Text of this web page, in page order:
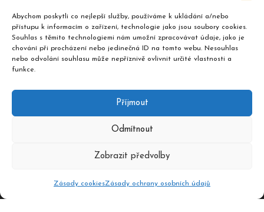
Abychom poskytli co nejlepší služby, používáme k ukládání a/nebo
přístupu k informacím o zařízení, technologie jako jsou soubory cookies.
Souhlas s těmito technologiemi nám umožní zpracovávat údaje, jako je
chování při procházení nebo jedinečná ID na tomto webu. Nesouhlas
nebo odvolání souhlasu může nepříznivě ovlivnit určité vlastnosti a
funkce.
Příjmout
Odmítnout
Zobrazit předvolby
Zásady cookiesZásady ochrany osobních údajů